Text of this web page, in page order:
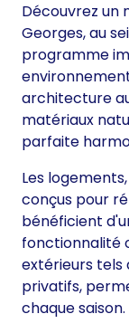
Découvrez un
Georges, au
programme
architecture
matériaux
parfaite
Les
conçus pour
bénéficient
fonctionnalité
extérieurs tels
privatifs,
chaque saison.